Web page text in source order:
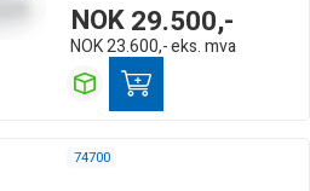
NOK29.500,-
NOK23.600,-eks. mva
74700